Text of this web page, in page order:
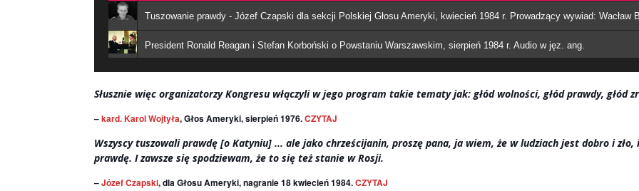
Tuszowanie prawdy - Józef Czapski dla sekcji Polskiej Głosu Ameryki, kwiecień 1984 r. Prowadzący wywiad: Wacław
President Ronald Reagan i Stefan Korboński o Powstaniu Warszawskim, sierpień 1984 r. Audio w jęz. ang.
Słusznie więc organizatorzy Kongresu włączyli w jego program takie tematy jak: głód wolności, głód prawdy, głód
–kard. Karol Wojtyła, Głos Ameryki, sierpień 1976.CZYTAJ
Wszyscy tuszowali prawdę [o Katyniu] ... ale jako chrześcijanin, proszę pana, ja wiem, że w ludziach jest dobro i
prawdę. I zawsze się spodziewam, że to się też stanie w Rosji.
–Józef Czapski, dla Głosu Ameryki, nagranie 18 kwiecień 1984.CZYTAJ